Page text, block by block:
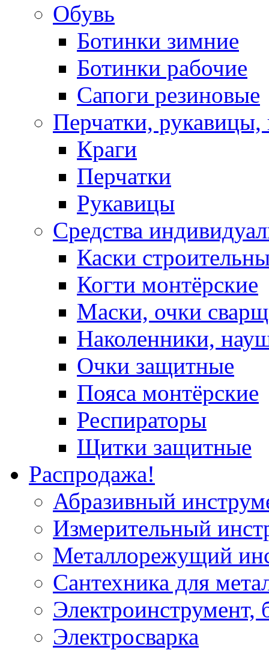
Обувь
Ботинки зимние
Ботинки рабочие
Сапоги резиновые
Перчатки, рукавицы,
Краги
Перчатки
Рукавицы
Средства
Каски
Когти монтёрские
Маски, очки
Наколенники,
Очки защитные
Пояса монтёрские
Респираторы
Щитки защитные
Распродажа!
Абразивный
Измерительный
Металлорежущий
Сантехника для
Электроинструмент,
Электросварка